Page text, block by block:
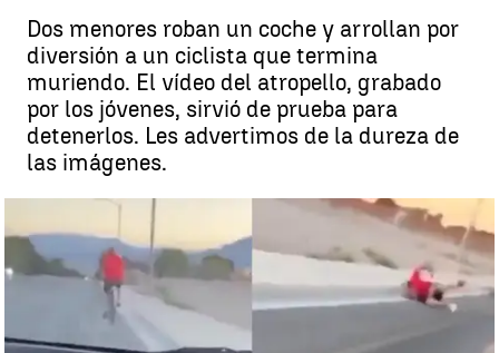
Dos menores roban un coche y arrollan por
diversión a un ciclista que termina
muriendo. El vídeo del atropello, grabado
por los jóvenes, sirvió de prueba para
detenerlos. Les advertimos de la dureza de
las imágenes.